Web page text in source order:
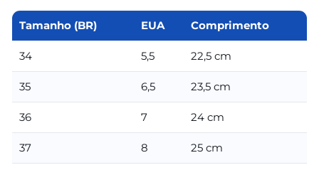
Tamanho (BR) EUA Comprimento
34 5,5 22,5 cm
35 6,5 23,5 cm
36 7 24 cm
37 8 25 cm